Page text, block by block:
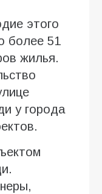
этого
более 51
жилья.
у города